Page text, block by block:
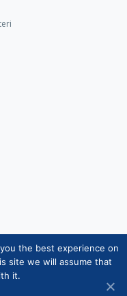
ry 2026 |
| Henkilötietojen
the best experience on
site we will assume that
it.